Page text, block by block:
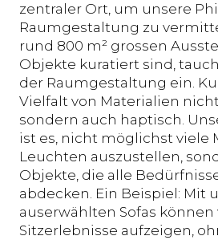
zentraler Ort, um unsere
Raumgestaltung zu
rund 800 m² grossen
Objekte kuratiert sind,
der Raumgestaltung ein.
Vielfalt von Materialien
sondern auch haptisch.
ist es, nicht möglichst viele
Leuchten auszustellen,
Objekte, die alle
abdecken. Ein Beispiel: Mit
auserwählten Sofas
Sitzerlebnisse aufzeigen,